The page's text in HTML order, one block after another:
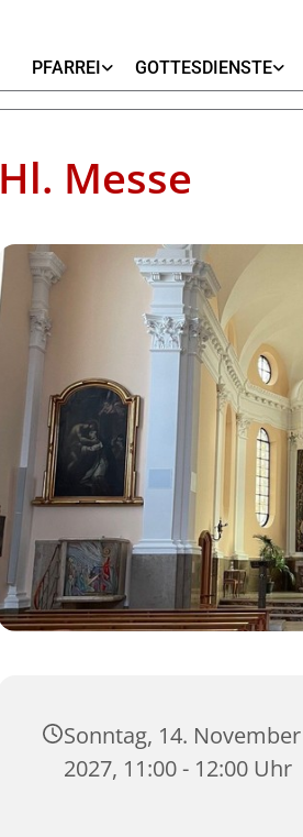
PFARREI GOTTESDIENSTE
Hl. Messe
Sonntag, 14. November
2027, 11:00 - 12:00 Uhr